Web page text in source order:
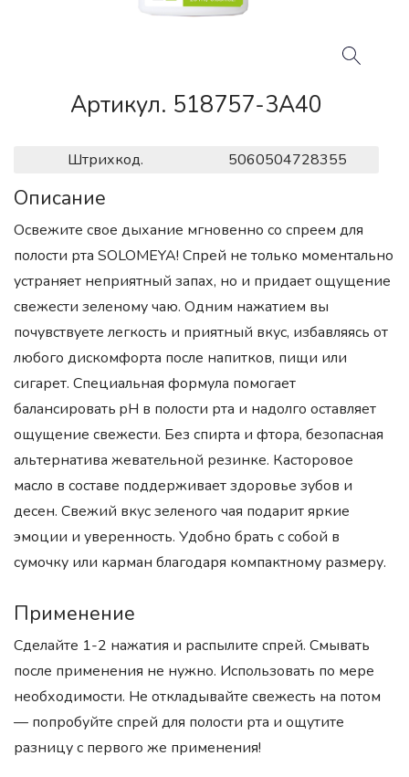
Артикул. 518757-3A40
Штрихкод. 5060504728355
Описание
Освежите свое дыхание мгновенно со спреем для
полости рта SOLOMEYA! Спрей не только моментально
устраняет неприятный запах, но и придает ощущение
свежести зеленому чаю. Одним нажатием вы
почувствуете легкость и приятный вкус, избавляясь от
любого дискомфорта после напитков, пищи или
сигарет. Специальная формула помогает
балансировать pH в полости рта и надолго оставляет
ощущение свежести. Без спирта и фтора, безопасная
альтернатива жевательной резинке. Касторовое
масло в составе поддерживает здоровье зубов и
десен. Свежий вкус зеленого чая подарит яркие
эмоции и уверенность. Удобно брать с собой в
сумочку или карман благодаря компактному размеру.
Применение
Сделайте 1-2 нажатия и распылите спрей. Смывать
после применения не нужно. Использовать по мере
необходимости. Не откладывайте свежесть на потом
— попробуйте спрей для полости рта и ощутите
разницу с первого же применения!